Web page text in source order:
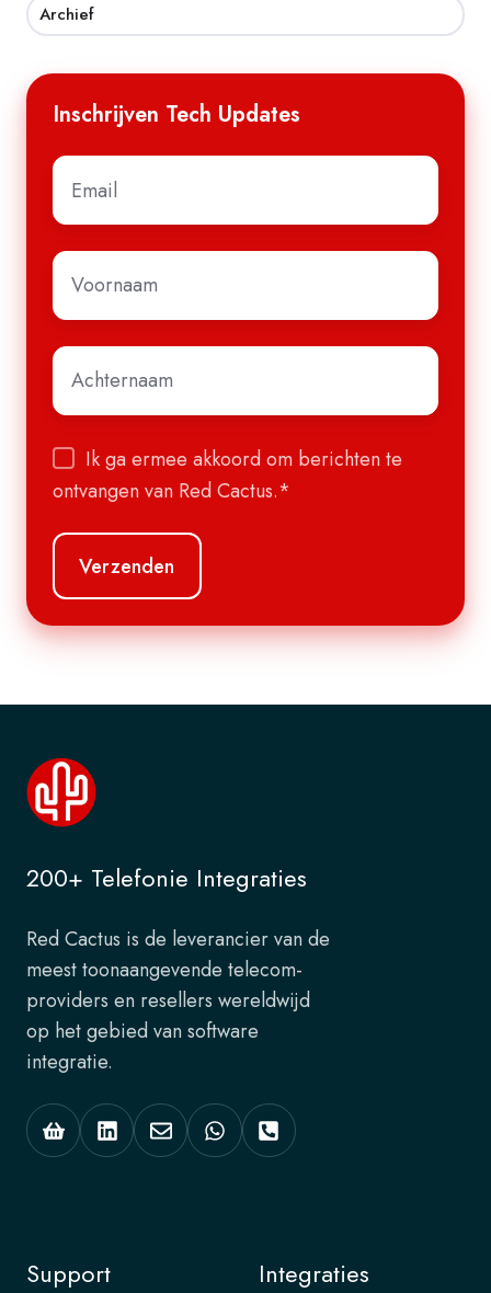
Archief
Inschrijven Tech Updates
E-
mail*
Voornaam
Achternaam
Ik ga ermee akkoord om berichten te
ontvangen van Red Cactus.*
200+ Telefonie Integraties
Red Cactus is de leverancier van de
meest toonaangevende telecom-
providers en resellers wereldwijd
op het gebied van software
integratie.
Support Integraties